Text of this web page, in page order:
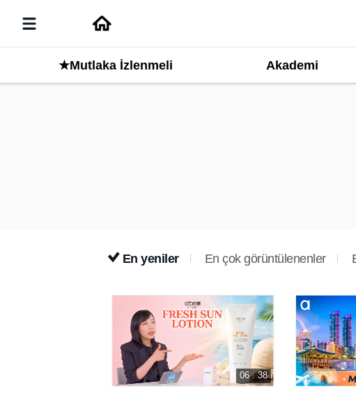
★Mutlaka İzlenmeli Akademi
En yeniler En çok görüntülenenler
06 : 38